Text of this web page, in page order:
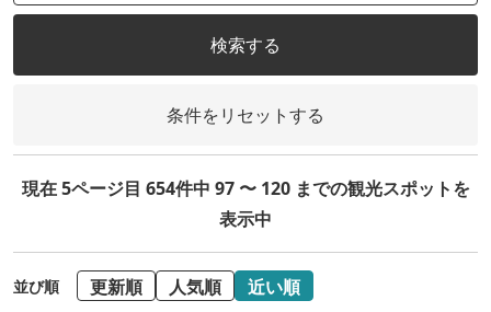
検索する
条件をリセットする
現在 5ページ目 654件中 97 〜 120 までの観光スポットを
表示中
並び順 更新順 人気順 近い順